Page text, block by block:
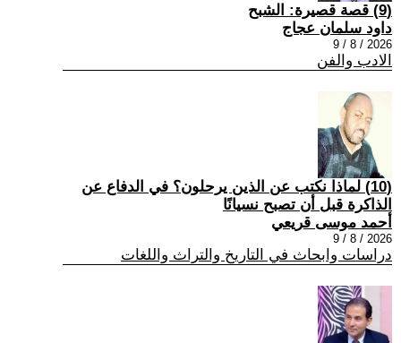
(9) قصة قصيرة: الشبح
داود سلمان عجاج
2026 / 8 / 9
الادب والفن
(10) لماذا نكتب عن الذين يرحلون؟ في الدفاع عن
الذاكرة قبل أن تصبح نسيانًا
أحمد موسى قريعي
2026 / 8 / 9
دراسات وابحاث في التاريخ والتراث واللغات